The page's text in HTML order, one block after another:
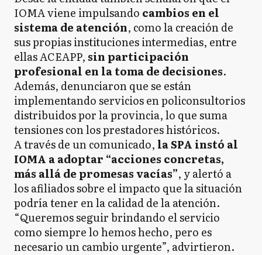
IOMA viene impulsando cambios en el
sistema de atención, como la creación de
sus propias instituciones intermedias, entre
ellas ACEAPP, sin participación
profesional en la toma de decisiones.
Además, denunciaron que se están
implementando servicios en policonsultorios
distribuidos por la provincia, lo que suma
tensiones con los prestadores históricos.
A través de un comunicado, la SPA instó al
IOMA a adoptar “acciones concretas,
más allá de promesas vacías”, y alertó a
los afiliados sobre el impacto que la situación
podría tener en la calidad de la atención.
“Queremos seguir brindando el servicio
como siempre lo hemos hecho, pero es
necesario un cambio urgente”, advirtieron.